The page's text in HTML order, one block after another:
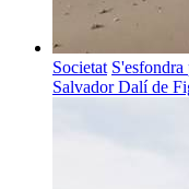
Societat S'esfondra
Salvador Dalí de